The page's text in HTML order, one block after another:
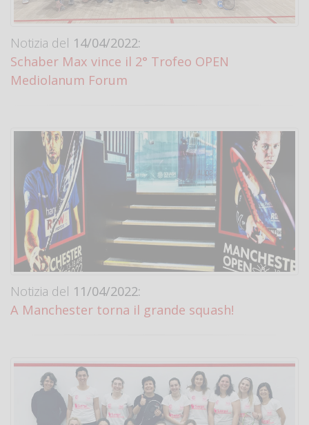
Notizia del 14/04/2022:
Schaber Max vince il 2° Trofeo OPEN
Mediolanum Forum
Notizia del 11/04/2022:
A Manchester torna il grande squash!